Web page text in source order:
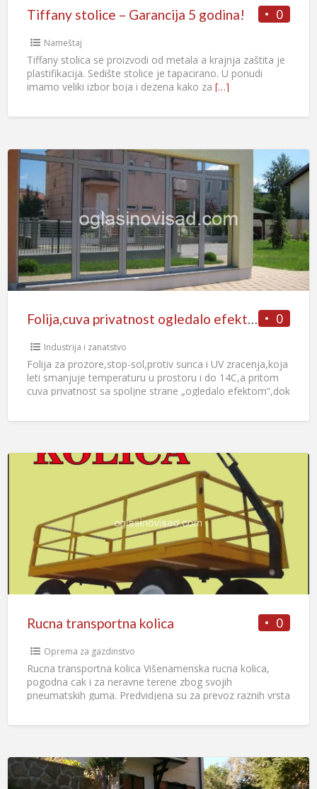
0
Tiffany stolice – Garancija 5 godina!
Nameštaj
Tiffany stolica se proizvodi od metala a krajnja zaštita je
plastifikacija. Sedište stolice je tapacirano. U ponudi
imamo veliki izbor boja i dezena kako za […]
0
Folija,cuva privatnost ogledalo efektom
Industrija i zanatstvo
Folija za prozore,stop-sol,protiv sunca i UV zracenja,koja
leti smanjuje temperaturu u prostoru i do 14C,a pritom
cuva privatnost sa spoljne strane „ogledalo efektom“,dok
0
Rucna transportna kolica
Oprema za gazdinstvo
Rucna transportna kolica Višenamenska rucna kolica,
pogodna cak i za neravne terene zbog svojih
pneumatskih guma. Predvidjena su za prevoz raznih vrsta